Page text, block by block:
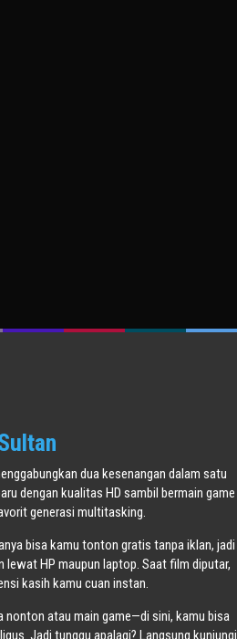
dua kesenangan dalam satu
dengan kualitas HD sambil bermain game
generasi multitasking.
bisa kamu tonton gratis tanpa iklan, jadi
HP maupun laptop. Saat film diputar,
kasih kamu cuan instan.
nonton atau main game—di sini, kamu bisa
Jadi tunggu apalagi? Langsung kunjungi